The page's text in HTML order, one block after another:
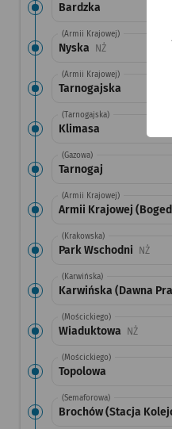
Bardzka
(Armii Krajowej)
Nyska NŻPrzystanek na
(Armii Krajowej)
Tarnogajska
(Tarnogajska)
Klimasa
(Gazowa)
Tarnogaj
(Armii Krajowej)
Armii Krajowej
(Krakowska)
Park Wschodni NŻ
(Karwińska)
Karwińska (Dawna
(Mościckiego)
Wiaduktowa NŻ
(Mościckiego)
Topolowa
(Semaforowa)
Brochów (Stacja